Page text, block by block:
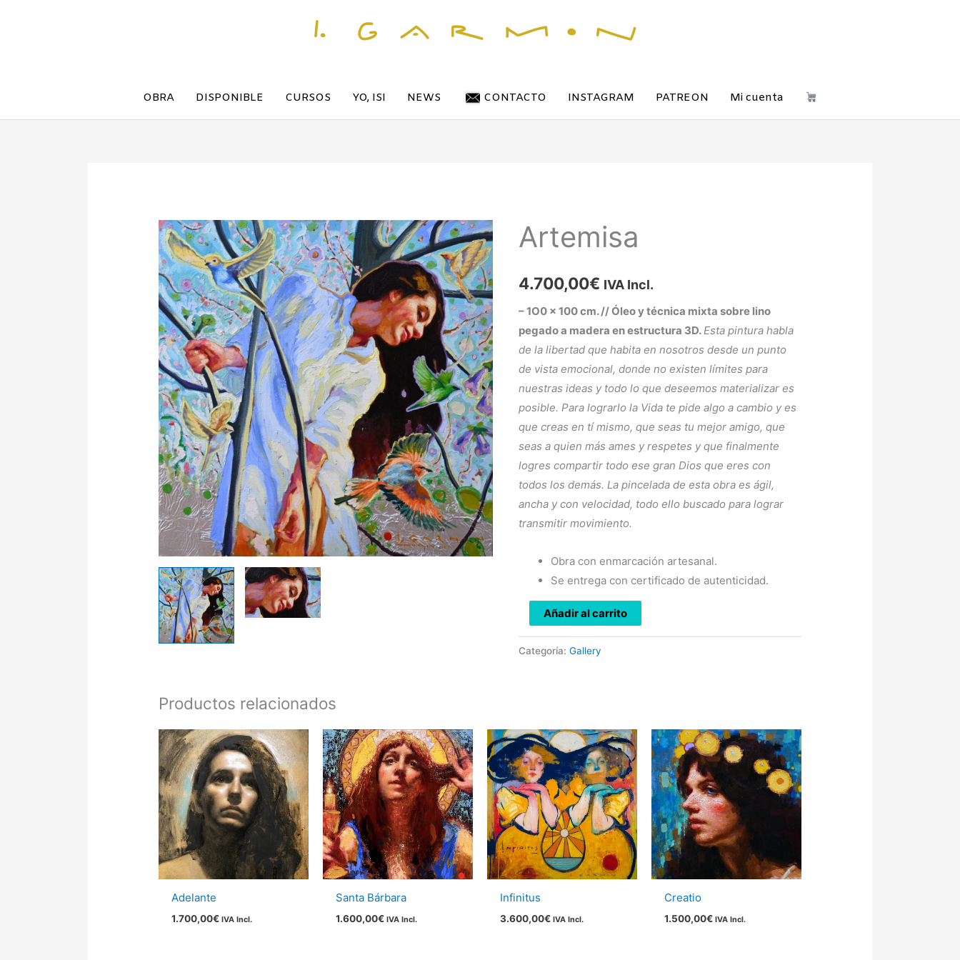
OBRA DISPONIBLE CURSOS YO, ISI NEWS CONTACTO INSTAGRAM PATREON Mi cuenta
Artemisa
4.700,00€ IVA Incl.
– 1O0 x 100 cm. //Óleo y técnica mixta sobre lino
pegado a madera en estructura 3D. Esta pintura habla
de la libertad que habita en nosotros desde un punto
de vista emocional, donde no existen límites para
nuestras ideas y todo lo que deseemos materializar es
posible. Para lograrlo la Vida te pide algo a cambio y es
que creas en tímismo, que seas tu mejor amigo, que
seas a quien más ames y respetes y que finalmente
logres compartir todo ese gran Dios que eres con
todos los demás. La pincelada de esta obra es ágil,
ancha y con velocidad, todo ello buscado para lograr
transmitir movimiento.
Obra con enmarcación artesanal.
Se entrega con certificado de autenticidad.
Artemisa
cantidad
Añadir al carrito
Categoría: Gallery
Productos relacionados
Adelante
1.700,00€ IVA Incl.
Santa Bárbara
1.600,00€ IVA Incl.
Infinitus
3.600,00€ IVA Incl.
Creatio
1.500,00€ IVA Incl.